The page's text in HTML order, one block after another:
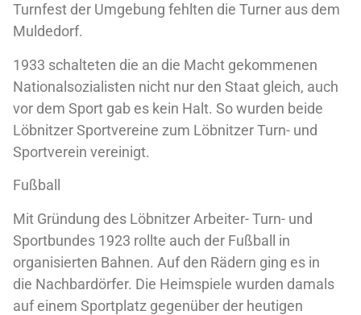
Turnfest der Umgebung fehlten die Turner aus dem
Muldedorf.
1933 schalteten die an die Macht gekommenen
Nationalsozialisten nicht nur den Staat gleich, auch
vor dem Sport gab es kein Halt. So wurden beide
Löbnitzer Sportvereine zum Löbnitzer Turn- und
Sportverein vereinigt.
Fußball
Mit Gründung des Löbnitzer Arbeiter- Turn- und
Sportbundes 1923 rollte auch der Fußball in
organisierten Bahnen. Auf den Rädern ging es in
die Nachbardörfer. Die Heimspiele wurden damals
auf einem Sportplatz gegenüber der heutigen